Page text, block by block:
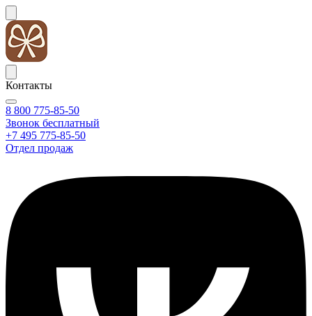
Контакты
8 800 775-85-50
Звонок бесплатный
+7 495 775-85-50
Отдел продаж